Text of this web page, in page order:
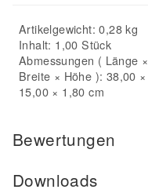
Artikelgewicht: 0,28 kg
Inhalt: 1,00 Stück
Abmessungen ( Länge ×
Breite × Höhe ): 38,00 ×
15,00 × 1,80 cm
Bewertungen
Downloads